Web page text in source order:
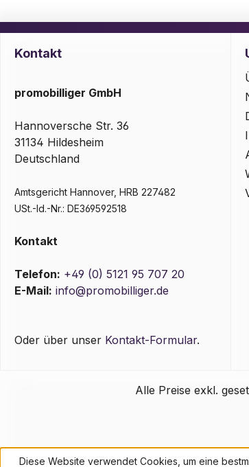
Kontakt
promobilliger GmbH
Hannoversche Str. 36
31134 Hildesheim
Deutschland
Amtsgericht Hannover, HRB 227482
USt.-Id.-Nr.: DE369592518
Kontakt
Telefon: +49 (0) 5121 95 707 20
E-Mail: info@promobilliger.de
Oder über unser Kontakt-Formular.
Alle Preise exkl.
Diese Website verwendet Cookies, um eine